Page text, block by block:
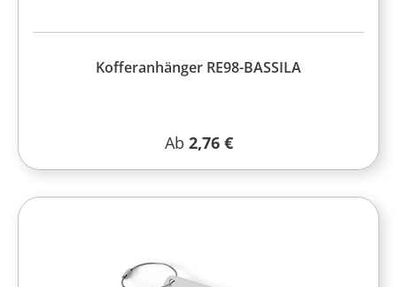
Kofferanhänger RE98-BASSILA
Regulärer Preis:
Ab 2,76 €